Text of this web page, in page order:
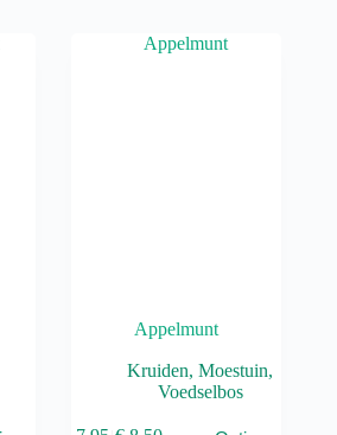
Appelmunt
Kruiden,Moestuin,
Voedselbos